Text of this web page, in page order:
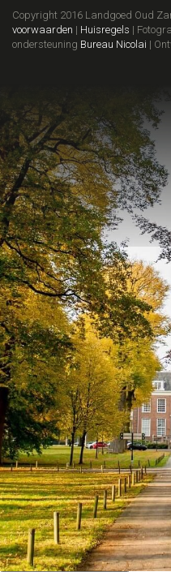
Copyright 2016 Landgoed Oud
voorwaarden | Huisregels |
ondersteuning Bureau Nicolai |